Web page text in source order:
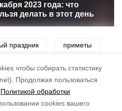
чтобы собирать статистику
Продолжая пользоваться
Политикой обработки
cookies вашего
2023 года: что
делать в этот день
праздник приметы